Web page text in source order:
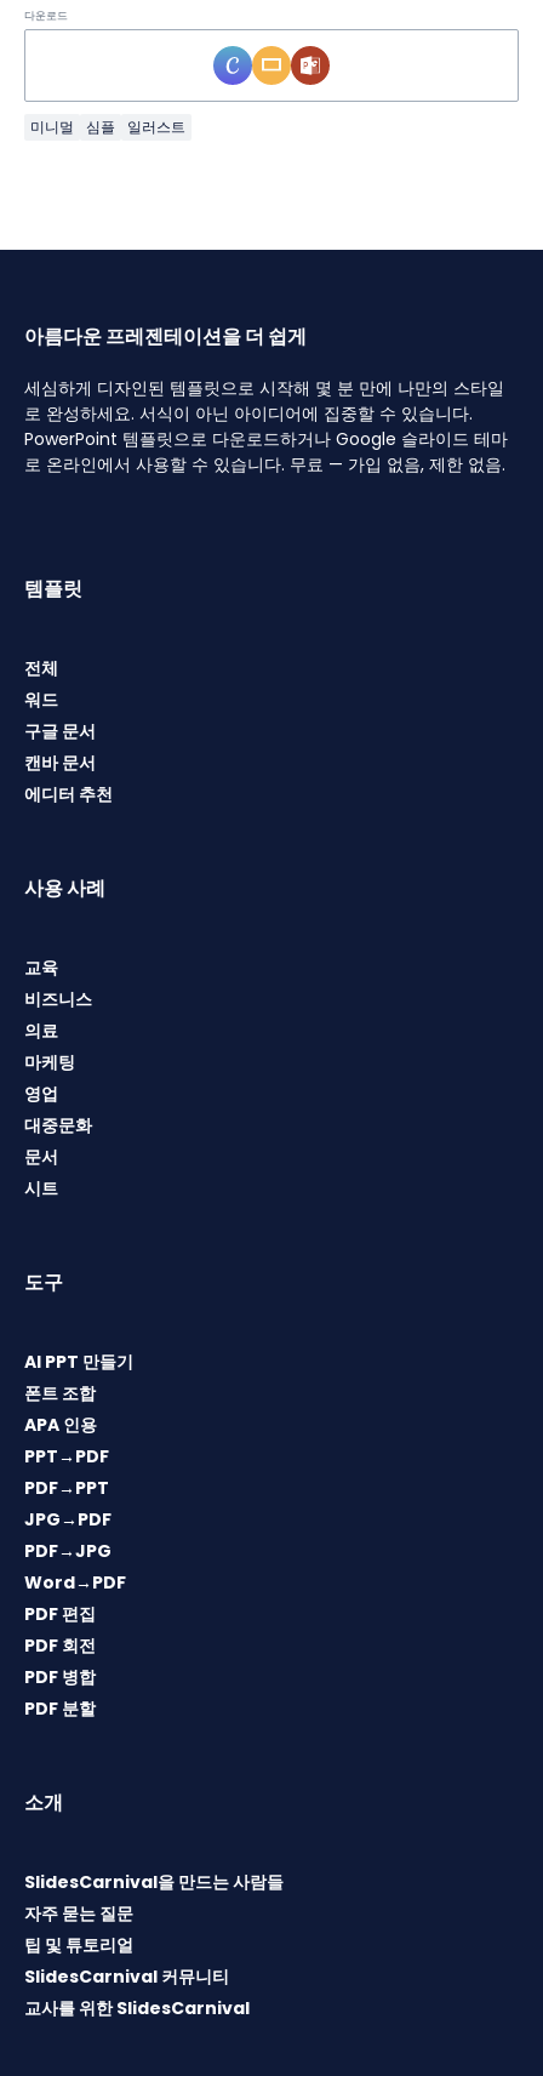
다운로드
미니멀 심플 일러스트
아름다운 프레젠테이션을 더 쉽게
세심하게 디자인된 템플릿으로 시작해 몇 분 만에 나만의 스타일
로 완성하세요. 서식이 아닌 아이디어에 집중할 수 있습니다.
PowerPoint 템플릿으로 다운로드하거나 Google 슬라이드 테마
로 온라인에서 사용할 수 있습니다. 무료 — 가입 없음, 제한 없음.
템플릿
전체
워드
구글 문서
캔바 문서
에디터 추천
사용 사례
교육
비즈니스
의료
마케팅
영업
대중문화
문서
시트
도구
AI PPT 만들기
폰트 조합
APA 인용
PPT→PDF
PDF→PPT
JPG→PDF
PDF→JPG
Word→PDF
PDF 편집
PDF 회전
PDF 병합
PDF 분할
소개
SlidesCarnival을 만드는 사람들
자주 묻는 질문
팁 및 튜토리얼
SlidesCarnival 커뮤니티
교사를 위한 SlidesCarnival